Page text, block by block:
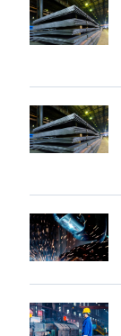
липні
з
року
"Северсталь"
підтримала
патріотичну
радянської
авіації
Великої
Вітчизняної
війни
Ціни
на
котушку
незважаючи
на
уповільнення
зростання
цін
Tk
accelis
в
нову
Європейські
ціни